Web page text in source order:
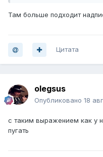
Там больше подходит
Цитата
olegsus
Опубликовано 18
с таким выражением как у
пугать